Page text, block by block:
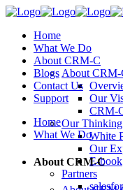
Home
What We Do
About CRM-C
About CRM-
Our
CRM-
Our Thinking
White
Our
E-book
Partners
Blogs
Contact Us
Support
Home
What We Do
About CRM-C